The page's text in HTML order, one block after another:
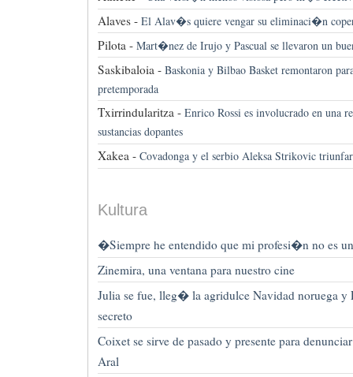
Alaves - El Alav�s quiere vengar su eliminaci�n
Pilota - Mart�nez de Irujo y Pascual se llevaron un
Saskibaloia - Baskonia y Bilbao Basket remontaron
pretemporada
Txirrindularitza - Enrico Rossi es involucrado en una
sustancias dopantes
Xakea - Covadonga y el serbio Aleksa Strikovic
Kultura
�Siempre he entendido que mi profesi�n no es
Zinemira, una ventana para nuestro cine
Julia se fue, lleg� la agridulce Navidad noruega
secreto
Coixet se sirve de pasado y presente para
Aral